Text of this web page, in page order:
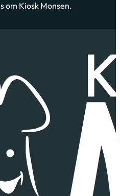
om Kiosk Monsen.